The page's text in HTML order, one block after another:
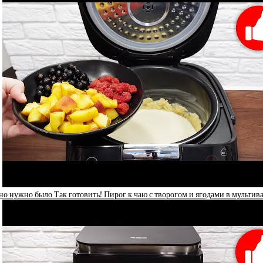
нужно было Так готовить! Пирог к чаю с творогом и ягодами в